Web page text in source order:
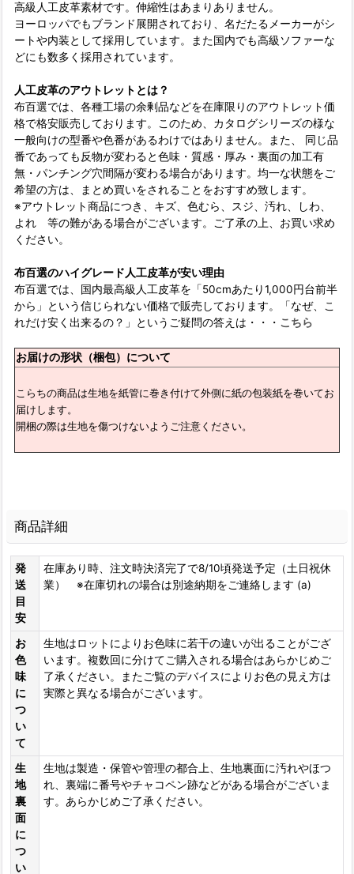
高級人工皮革素材です。伸縮性はあまりありません。
ヨーロッパでもブランド展開されており、名だたるメーカーがシ
ートや内装として採用しています。また国内でも高級ソファーな
どにも数多く採用されています。
人工皮革のアウトレットとは？
布百選では、各種工場の余剰品などを在庫限りのアウトレット価
格で格安販売しております。このため、カタログシリーズの様な
一般向けの型番や色番があるわけではありません。また、 同じ品
番であっても反物が変わると色味・質感・厚み・裏面の加工有
無・パンチング穴間隔が変わる場合があります。均一な状態をご
希望の方は、まとめ買いをされることをおすすめ致します。
※アウトレット商品につき、キズ、色むら、スジ、汚れ、しわ、
よれ 等の難がある場合がございます。ご了承の上、お買い求め
ください。
布百選のハイグレード人工皮革が安い理由
布百選では、国内最高級人工皮革を「50cmあたり1,000円台前半
から」という信じられない価格で販売しております。「なぜ、こ
れだけ安く出来るの？」というご疑問の答えは・・・ こちら
お届けの形状（梱包）について
こらちの商品は生地を紙管に巻き付けて外側に紙の包装紙を巻いてお
届けします。
開梱の際は生地を傷つけないようご注意ください。
商品詳細
発
送
目
安
在庫あり時、注文時決済完了で8/10頃発送予定（土日祝休
業） ※在庫切れの場合は別途納期をご連絡します (a)
お
色
味
に
つ
い
て
生地はロットによりお色味に若干の違いが出ることがござ
います。複数回に分けてご購入される場合はあらかじめご
了承ください。またご覧のデバイスによりお色の見え方は
実際と異なる場合がございます。
生
地
裏
面
に
つ
い
生地は製造・保管や管理の都合上、生地裏面に汚れやほつ
れ、裏端に番号やチャコペン跡などがある場合がございま
す。あらかじめご了承ください。